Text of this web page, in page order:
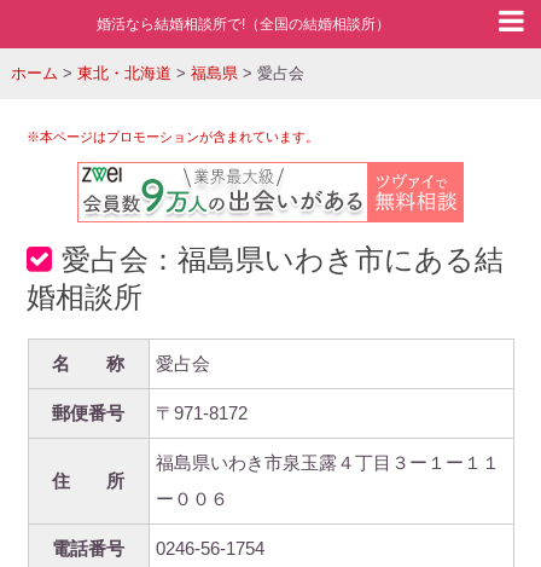
婚活なら結婚相談所で!（全国の結婚相談所）
ホーム > 東北・北海道 > 福島県> 愛占会
※本ページはプロモーションが含まれています。
愛占会：福島県いわき市にある結
婚相談所
名 称 愛占会
郵便番号 〒971-8172
住 所
福島県いわき市泉玉露４丁目３ー１ー１１
ー００６
電話番号 0246-56-1754